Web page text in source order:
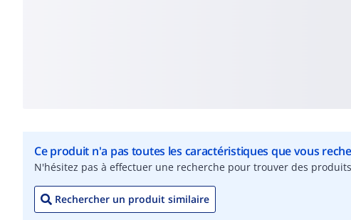
Ce produit n'a pas toutes les caractéristiques que vous
N'hésitez pas à effectuer une recherche pour trouver des
Rechercher un produit similaire